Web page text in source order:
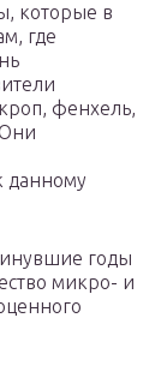
которые в
где
фенхель,
данному
годы
микро- и